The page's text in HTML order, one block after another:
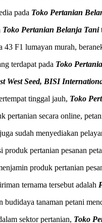
pada Toko Pertanian
Toko Pertanian Belanja Tani
43 F1 lumayan murah,
terdapat pada Toko
West Seed, BISI
tinggal jauh, Toko
pertanian secara online,
juga sudah menyediakan
pertanian pesanan
produk pertanian
ternama tersebut adalah
budidaya tanaman petani
sektor pertanian, Toko